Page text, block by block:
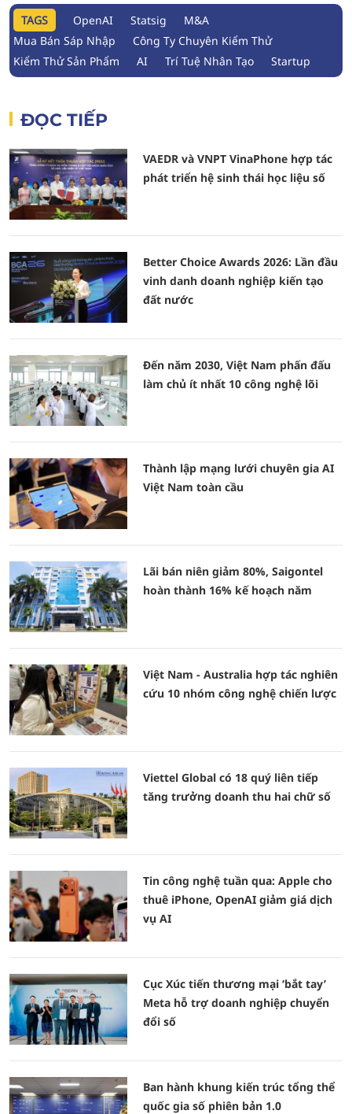
TAGS OpenAI Statsig
M&A
Mua Bán Sáp Nhập
Công Ty Chuyên Kiểm Thử
Kiểm Thử Sản Phẩm
AI Trí Tuệ Nhân Tạo Startup
ĐỌC TIẾP
VAEDR và VNPT VinaPhone hợp tác
phát triển hệ sinh thái học liệu số
Better Choice Awards 2026: Lần đầu
vinh danh doanh nghiệp kiến tạo
đất nước
Đến năm 2030, Việt Nam phấn đấu
làm chủ ít nhất 10 công nghệ lõi
Thành lập mạng lưới chuyên gia AI
Việt Nam toàn cầu
Lãi bán niên giảm 80%, Saigontel
hoàn thành 16% kế hoạch năm
Việt Nam - Australia hợp tác nghiên
cứu 10 nhóm công nghệ chiến lược
Viettel Global có 18 quý liên tiếp
tăng trưởng doanh thu hai chữ số
Tin công nghệ tuần qua: Apple cho
thuê iPhone, OpenAI giảm giá dịch
vụ AI
Cục Xúc tiến thương mại ‘bắt tay’
Meta hỗ trợ doanh nghiệp chuyển
đổi số
Ban hành khung kiến trúc tổng thể
quốc gia số phiên bản 1.0